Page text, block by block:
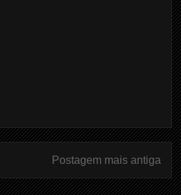
Postagem mais antiga